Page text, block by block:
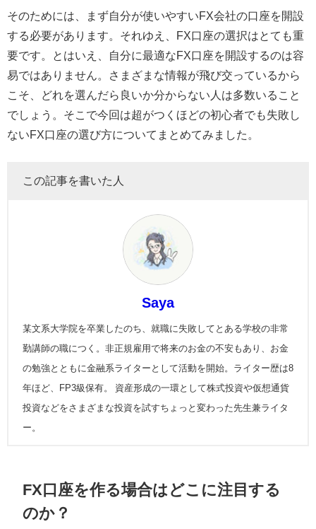
そのためには、まず自分が使いやすいFX会社の口座を開設
する必要があります。それゆえ、FX口座の選択はとても重
要です。とはいえ、自分に最適なFX口座を開設するのは容
易ではありません。さまざまな情報が飛び交っているから
こそ、どれを選んだら良いか分からない人は多数いること
でしょう。そこで今回は超がつくほどの初心者でも失敗し
ないFX口座の選び方についてまとめてみました。
この記事を書いた人
Saya
某文系大学院を卒業したのち、就職に失敗してとある学校の非常
勤講師の職につく。非正規雇用で将来のお金の不安もあり、お金
の勉強とともに金融系ライターとして活動を開始。ライター歴は8
年ほど、FP3級保有。 資産形成の一環として株式投資や仮想通貨
投資などをさまざまな投資を試すちょっと変わった先生兼ライタ
ー。
FX口座を作る場合はどこに注目する
のか？